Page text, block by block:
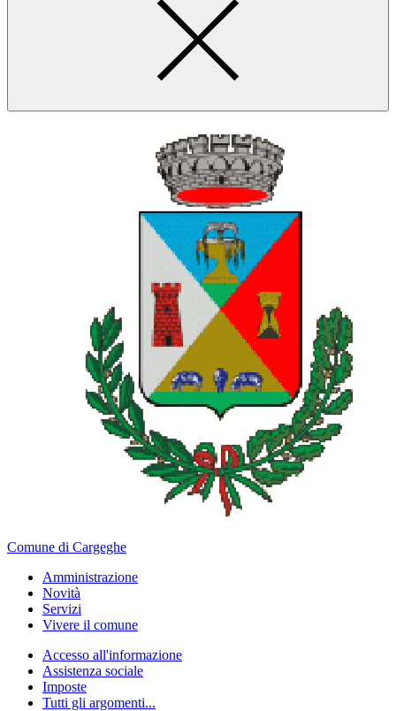
Comune di Cargeghe
Amministrazione
Novità
Servizi
Vivere il comune
Accesso all'informazione
Assistenza sociale
Imposte
Tutti gli argomenti...